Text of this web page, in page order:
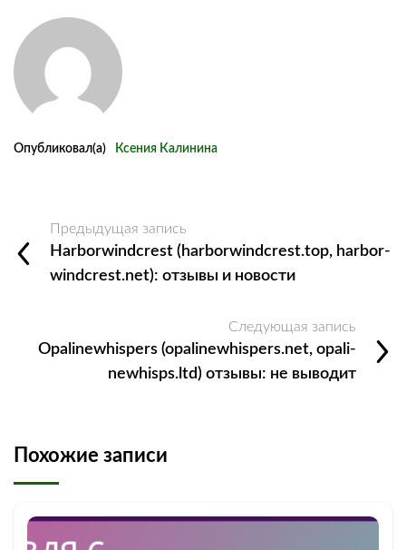
Опубликовал(а) Ксения Калинина
Предыдущая запись
Harborwindcrest (harborwindcrest.top, harbor-
windcrest.net): отзывы и новости
Следующая запись
Opalinewhispers (opalinewhispers.net, opali-
newhisps.ltd) отзывы: не выводит
Похожие записи